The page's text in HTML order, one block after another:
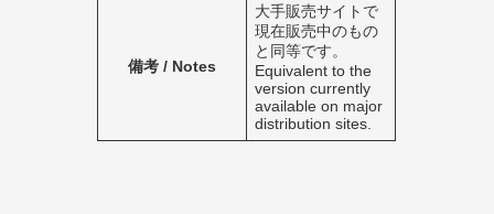
備考 / Notes
大手販売サイトで
現在販売中のもの
と同等です。
Equivalent to the
version currently
available on major
distribution sites.